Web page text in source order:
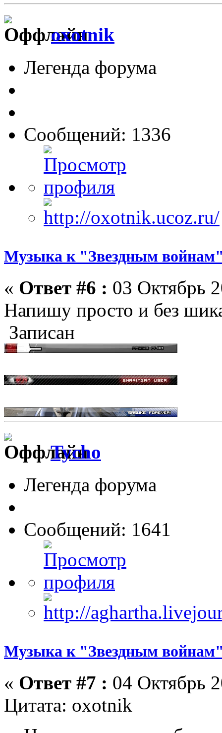
oxotnik
Легенда форума
Сообщений: 1336
Музыка к "Звездным
« Ответ #6 : 03 Октябрь
Напишу просто и без
Записан
Tycho
Легенда форума
Сообщений: 1641
Музыка к "Звездным
« Ответ #7 : 04 Октябрь
Цитата: oxotnik